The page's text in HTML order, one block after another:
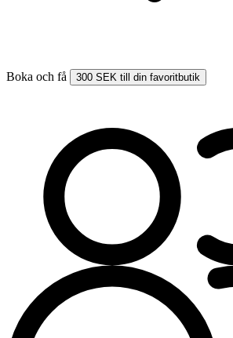
Boka och få 300 SEK till din favoritbutik